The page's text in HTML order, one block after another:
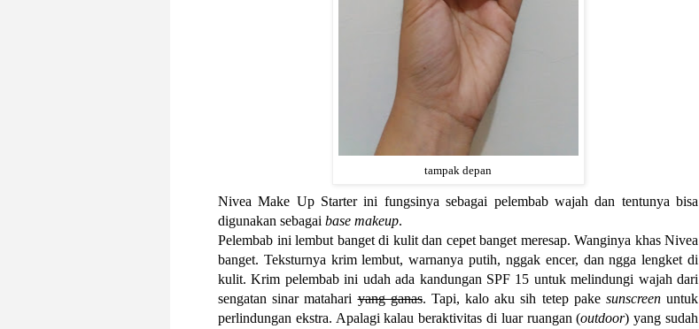
tampak depan
Nivea Make Up Starter ini fungsinya sebagai pelembab wajah dan tentunya bisa
digunakan sebagai base makeup.
Pelembab ini lembut banget di kulit dan cepet banget meresap. Wanginya khas Nivea
banget. Teksturnya krim lembut, warnanya putih, nggak encer, dan ngga lengket di
kulit. Krim pelembab ini udah ada kandungan SPF 15 untuk melindungi wajah dari
sengatan sinar matahariyang ganas. Tapi, kalo aku sih tetep pake sunscreenuntuk
perlindungan ekstra. Apalagi kalau beraktivitas di luar ruangan (outdoor) yang sudah